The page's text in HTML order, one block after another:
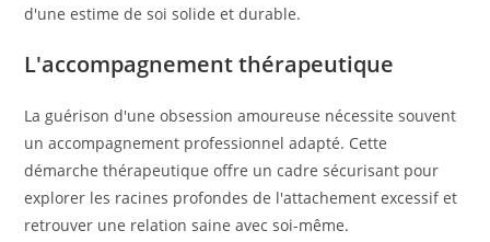
d'une estime de soi solide et durable.
L'accompagnement thérapeutique
La guérison d'une obsession amoureuse nécessite souvent
un accompagnement professionnel adapté. Cette
démarche thérapeutique offre un cadre sécurisant pour
explorer les racines profondes de l'attachement excessif et
retrouver une relation saine avec soi-même.